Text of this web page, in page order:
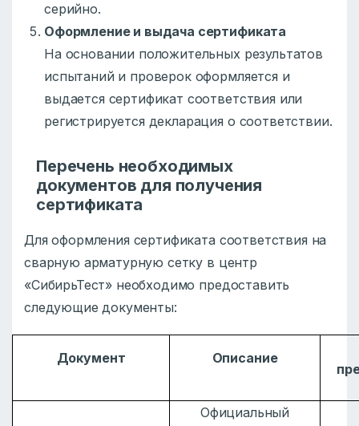
серийно.
Оформление и выдача сертификата
На основании положительных результатов
испытаний и проверок оформляется и
выдается сертификат соответствия или
регистрируется декларация о соответствии.
Перечень необходимых
документов для получения
сертификата
Для оформления сертификата соответствия на
сварную арматурную сетку в центр
«СибирьТест» необходимо предоставить
следующие документы:
Документ Описание
Официальный